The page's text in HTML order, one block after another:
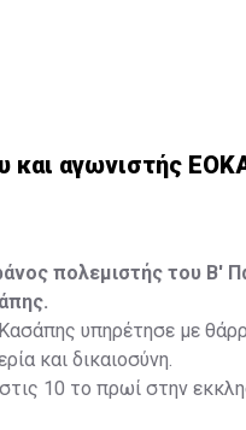
και αγωνιστής
πολεμιστής του Β'
υπηρέτησε με
και δικαιοσύνη.
10 το πρωί στην